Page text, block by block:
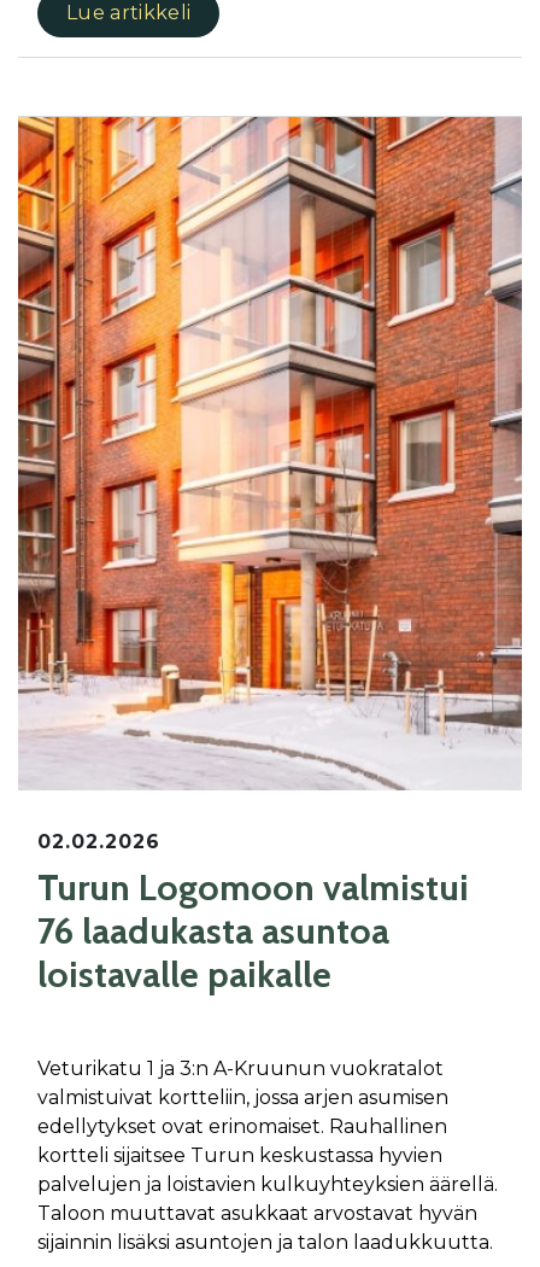
Lue artikkeli
02.02.2026
Turun Logomoon valmistui
76 laadukasta asuntoa
loistavalle paikalle
Veturikatu 1 ja 3:n A-Kruunun vuokratalot
valmistuivat kortteliin, jossa arjen asumisen
edellytykset ovat erinomaiset. Rauhallinen
kortteli sijaitsee Turun keskustassa hyvien
palvelujen ja loistavien kulkuyhteyksien äärellä.
Taloon muuttavat asukkaat arvostavat hyvän
sijainnin lisäksi asuntojen ja talon laadukkuutta.